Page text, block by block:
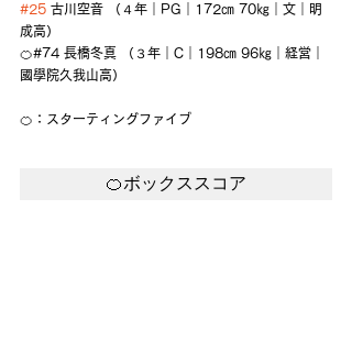
#25 古川空音 （４年｜PG｜172㎝ 70㎏｜文｜明
成高）
🍊#74 長橋冬真 （３年｜C｜198㎝ 96㎏｜経営｜
國學院久我山高）
🍊：スターティングファイブ
🍊ボックススコア